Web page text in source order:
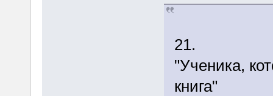
21.
"Ученика,
книга"